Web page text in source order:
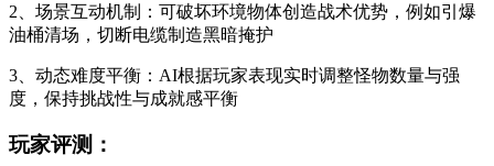
2、场景互动机制：可破坏环境物体创造战术优势，例如引爆
油桶清场，切断电缆制造黑暗掩护
3、动态难度平衡：AI根据玩家表现实时调整怪物数量与强
度，保持挑战性与成就感平衡
玩家评测：